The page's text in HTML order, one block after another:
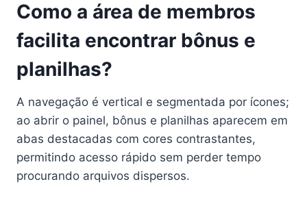
Como a área de membros
facilita encontrar bônus e
planilhas?
A navegação é vertical e segmentada por ícones;
ao abrir o painel, bônus e planilhas aparecem em
abas destacadas com cores contrastantes,
permitindo acesso rápido sem perder tempo
procurando arquivos dispersos.